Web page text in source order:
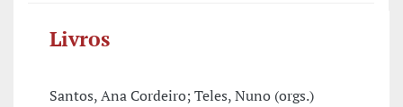
Livros
Santos, Ana Cordeiro; Teles, Nuno (orgs.)